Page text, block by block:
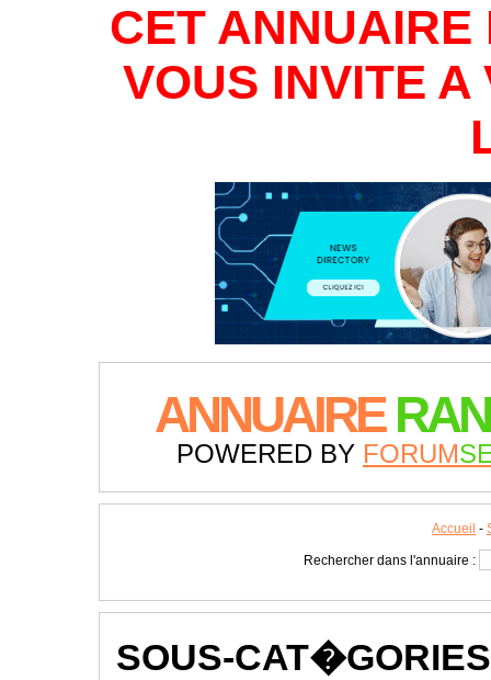
CET
VOUS INVITE A
ANNUAIRE
POWERED BY FORUM
Accueil -
Rechercher dans l'annuaire :
SOUS-CAT�GORIES